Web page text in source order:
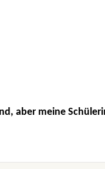
aber meine